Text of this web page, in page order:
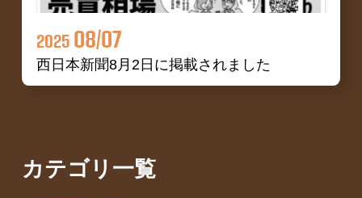
2025 08/07
西日本新聞8月2日に掲載されました
カテゴリ一覧